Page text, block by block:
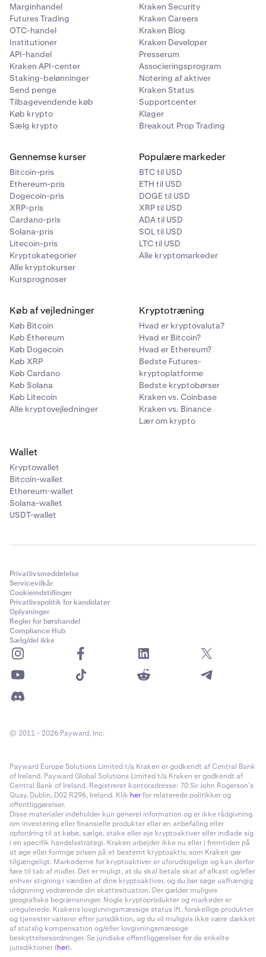
Marginhandel
Futures Trading
OTC-handel
Institutioner
API-handel
Kraken API-center
Staking-belønninger
Send penge
Tilbagevendende køb
Køb krypto
Sælg krypto
Kraken Security
Kraken Careers
Kraken Blog
Kraken Developer
Presserum
Associeringsprogram
Notering af aktiver
Kraken Status
Supportcenter
Klager
Breakout Prop Trading
Gennemse kurser
Bitcoin-pris
Ethereum-pris
Dogecoin-pris
XRP-pris
Cardano-pris
Solana-pris
Litecoin-pris
Kryptokategorier
Alle kryptokurser
Kursprognoser
Populære markeder
BTC til USD
ETH til USD
DOGE til USD
XRP til USD
ADA til USD
SOL til USD
LTC til USD
Alle kryptomarkeder
Køb af vejledninger
Køb Bitcoin
Køb Ethereum
Køb Dogecoin
Køb XRP
Køb Cardano
Køb Solana
Køb Litecoin
Alle kryptovejledninger
Kryptotræning
Hvad er kryptovaluta?
Hvad er Bitcoin?
Hvad er Ethereum?
Bedste Futures-
kryptoplatforme
Bedste kryptobørser
Kraken vs. Coinbase
Kraken vs. Binance
Lær om krypto
Wallet
Kryptowallet
Bitcoin-wallet
Ethereum-wallet
Solana-wallet
USDT-wallet
Privatlivsmeddelelse
Servicevilkår
Cookieindstillinger
Privatlivspolitik for kandidater
Oplysninger
Regler for børshandel
Compliance Hub
Sælg/del ikke
© 2011 - 2026 Payward, Inc.
Payward Europe Solutions Limited t/a Kraken er godkendt af Central Bank
of Ireland. Payward Global Solutions Limited t/a Kraken er godkendt af
Central Bank of Ireland. Registreret kontoradresse: 70 Sir John Rogerson’s
Quay, Dublin, D02 R296, Ireland. Klik herfor relaterede politikker og
offentliggørelser.
Disse materialer indeholder kun generel information og er ikke rådgivning
om investering eller finansielle produkter eller en anbefaling eller
opfordring til at købe, sælge, stake eller eje kryptoaktiver eller indlade sig
i en specifik handelsstrategi. Kraken arbejder ikke nu eller i fremtiden på
at øge eller forringe prisen på et bestemt kryptoaktiv, som Kraken gør
tilgængeligt. Markederne for kryptoaktiver er uforudsigelige og kan derfor
føre til tab af midler. Det er muligt, at du skal betale skat af afkast og/eller
enhver stigning i værdien af dine kryptoaktiver, og du bør søge uafhængig
rådgivning vedrørende din skattesituation. Der gælder muligvis
geografiske begrænsninger. Nogle kryptoprodukter og markeder er
uregulerede. Krakens lovgivningsmæssige status ift. forskellige produkter
og tjenester varierer efter jurisdiktion, og du vil muligvis ikke være dækket
af statslig kompensation og/eller lovgivningsmæssige
beskyttelsesordninger. Se juridiske offentliggørelser for de enkelte
jurisdiktioner (her).